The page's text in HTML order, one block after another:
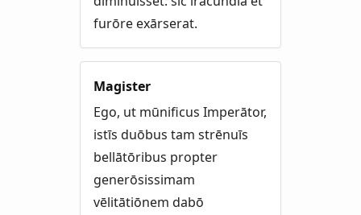
furōre exārserat.
Magister
Ego, ut mūnificus Imperātor,
istīs duōbus tam strēnuīs
bellātōribus propter
generōsissimam
vēlitātiōnem dabō